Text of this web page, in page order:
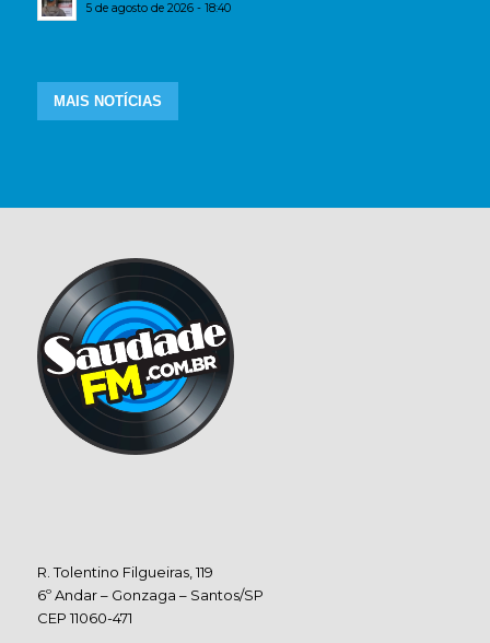
5 de agosto de 2026 - 18:40
MAIS NOTÍCIAS
R. Tolentino Filgueiras, 119
6º Andar – Gonzaga – Santos/SP
CEP 11060-471